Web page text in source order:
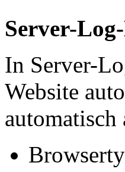
Server-
In Server-
Website